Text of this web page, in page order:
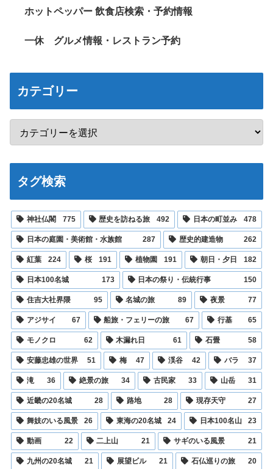
ホットペッパー 飲食店検索・予約情報
一休 グルメ情報・レストラン予約
カテゴリー
タグ検索
神社仏閣 775 歴史を訪ねる旅 492 日本の町並み 478
日本の庭園・美術館・水族館 287 歴史的建造物 262
紅葉 224 桜 191 植物園 191 朝日・夕日 182
日本100名城 173 日本の祭り・伝統行事 150
住吉大社界隈 95 名城の旅 89 夜景 77
アジサイ 67 船旅・フェリーの旅 67 行基 65
モノクロ 62 木漏れ日 61 石畳 58
安藤忠雄の世界 51 梅 47 渓谷 42 バラ 37
滝 36 絶景の旅 34 古民家 33 山岳 31
近畿の20名城 28 路地 28 現存天守 27
舞妓のいる風景 26 東海の20名城 24 日本100名山 23
動画 22 二上山 21 サギのいる風景 21
九州の20名城 21 展望ビル 21 石仏巡りの旅 20